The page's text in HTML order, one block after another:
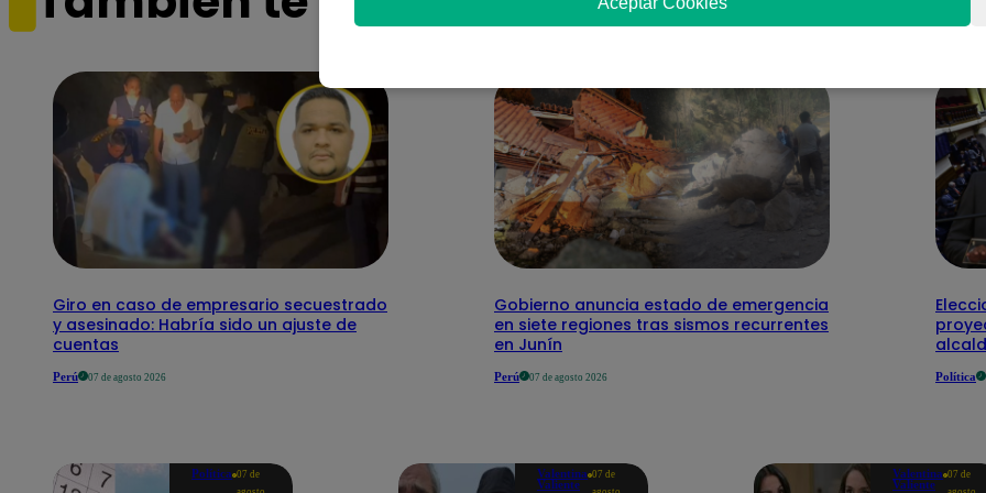
Giro en caso de empresario secuestrado
y asesinado: Habría sido un ajuste de
cuentas
Perú 07 de agosto 2026
Gobierno anuncia estado de emergencia
en siete regiones tras sismos recurrentes
en Junín
Perú 07 de agosto 2026 Política
Política 07 de
Valentina
Valiente
07 de
Valentina
Valiente
07 de